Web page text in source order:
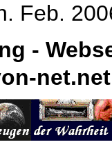
Feb.
-
net.net